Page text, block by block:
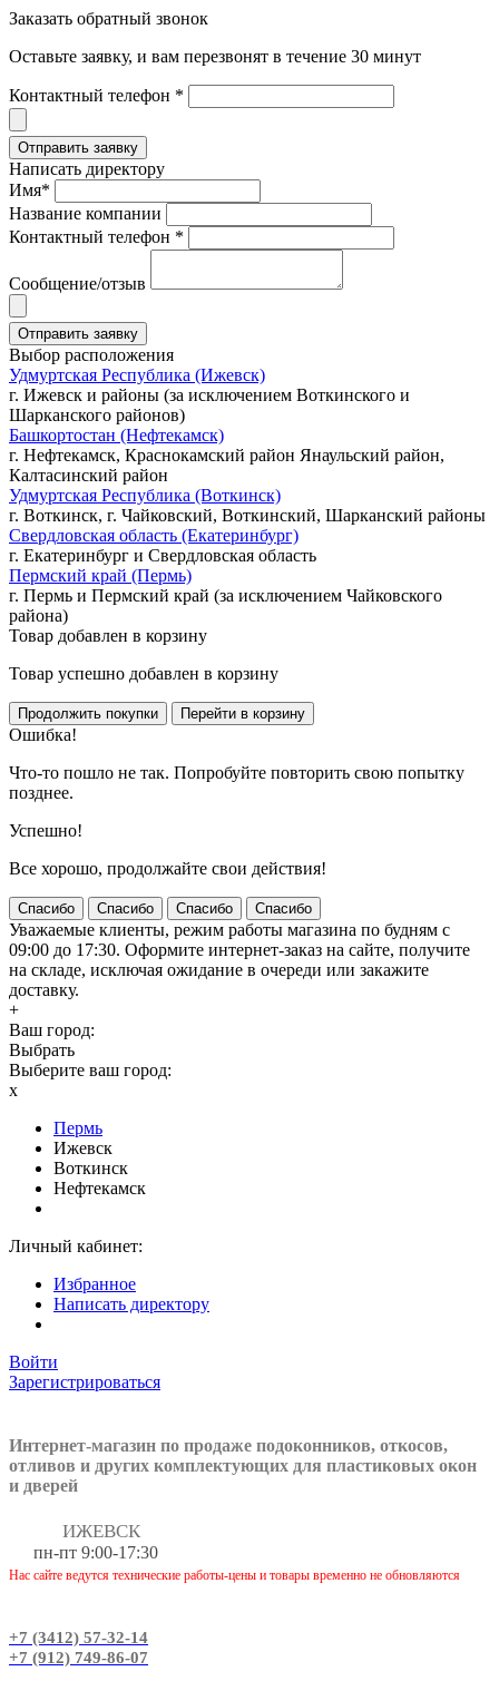
Заказать обратный звонок
Оставьте заявку, и вам перезвонят в течение 30 минут
Контактный телефон *
Написать директору
Имя*
Название компании
Контактный телефон *
Сообщение/отзыв
Выбор расположения
Удмуртская Республика (Ижевск)
г. Ижевск и районы (за исключением Воткинского и
Шарканского районов)
Башкортостан (Нефтекамск)
г. Нефтекамск, Краснокамский район Янаульский район,
Калтасинский район
Удмуртская Республика (Воткинск)
г. Воткинск, г. Чайковский, Воткинский, Шарканский районы
Свердловская область (Екатеринбург)
г. Екатеринбург и Свердловская область
Пермский край (Пермь)
г. Пермь и Пермский край (за исключением Чайковского
района)
Товар добавлен в корзину
Товар успешно добавлен в корзину
Ошибка!
Что-то пошло не так. Попробуйте повторить свою попытку
позднее.
Успешно!
Все хорошо, продолжайте свои действия!
Спасибо Спасибо Спасибо Спасибо
Уважаемые клиенты, режим работы магазина по будням с
09:00 до 17:30. Оформите интернет-заказ на сайте, получите
на складе, исключая ожидание в очереди или закажите
доставку.
+
Ваш город:
Выбрать
Выберите ваш город:
x
Пермь
Ижевск
Воткинск
Нефтекамск
Личный кабинет:
Избранное
Написать директору
Войти
Зарегистрироваться
Интернет-магазин по продаже подоконников, откосов,
отливов и других комплектующих для пластиковых окон
и дверей
ИЖЕВСК
пн-пт 9:00-17:30
Нас сайте ведутся технические работы-цены и товары временно не обновляются
+7 (3412) 57-32-14
+7 (912) 749-86-07